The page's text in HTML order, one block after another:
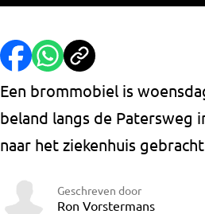
Een brommobiel is
beland langs de Patersweg
naar het ziekenhuis
Geschreven door
Ron Vorstermans